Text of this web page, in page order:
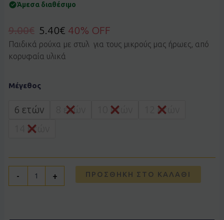
Άμεσα διαθέσιμο
9.00€ 5.40€ 40% OFF
Παιδικά ρούχα με στυλ για τους μικρούς μας ήρωες, από
κορυφαία υλικά
Μέγεθος
6 ετών 8 ετών 10 ετών
12 ετών
14 ετών
-
Joyce
μαύρο
ποσότητα
+ ΠΡΟΣΘΉΚΗ ΣΤΟ ΚΑΛΆΘΙ